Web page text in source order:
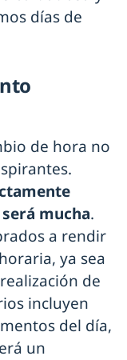
días de
de hora no
mucha.
a rendir
ya sea
de
incluyen
del día,
un